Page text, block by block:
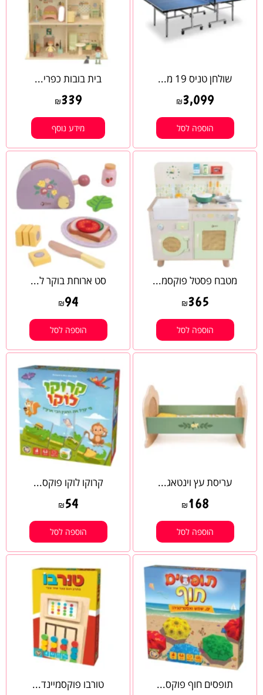
שולחן טניס 19 מ...
₪3,099
הוספה לסל
בית בובות כפרי...
₪339
מידע נוסף
מטבח פסטל פוקסמ...
₪365
הוספה לסל
סט ארוחת בוקר ל...
₪94
הוספה לסל
עריסת עץ וינטאג...
₪ 168
הוספה לסל
קרוקו לוקו פוקס...
₪ 54
הוספה לסל
תופסים חוף פוקס... טורבו פוקסמיינד...